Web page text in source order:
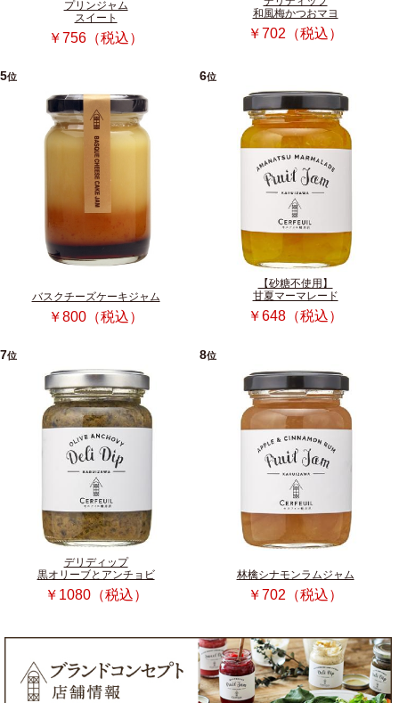
プリンジャム
スイート
￥756（税込）
和風梅かつおマヨ
￥702（税込）
5位
バスクチーズケーキジャム
￥800（税込）
6位
【砂糖不使用】
甘夏マーマレード
￥648（税込）
7位
デリディップ
黒オリーブとアンチョビ
￥1080（税込）
8位
林檎シナモンラムジャム
￥702（税込）